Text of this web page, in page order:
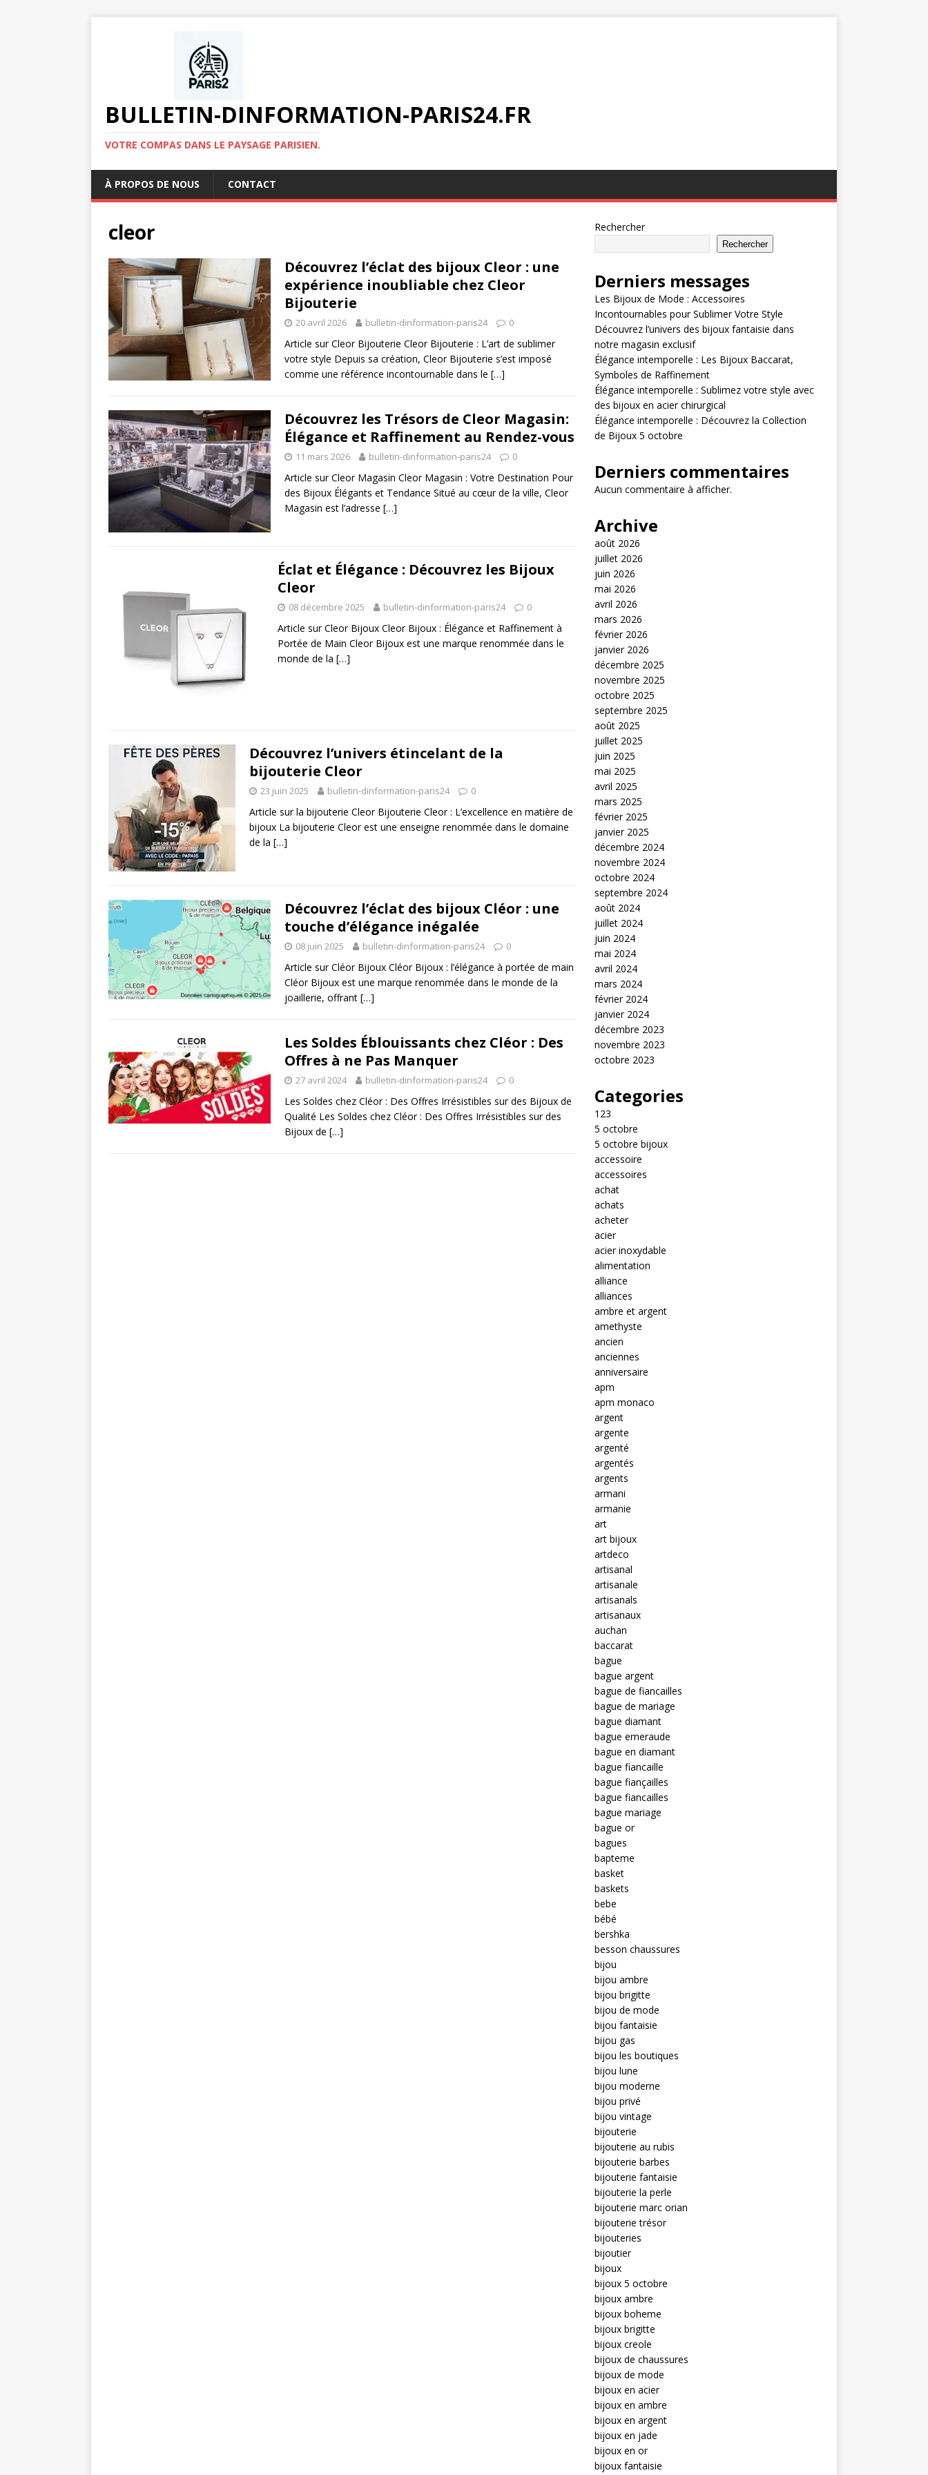
BULLETIN-DINFORMATION-PARIS24.FR
VOTRE COMPAS DANS LE PAYSAGE PARISIEN.
À PROPOS DE NOUS CONTACT
cleor
Découvrez l’éclat des bijoux Cleor : une
expérience inoubliable chez Cleor
Bijouterie
20 avril 2026 bulletin-dinformation-paris24 0
Article sur Cleor Bijouterie Cleor Bijouterie : L’art de sublimer
votre style Depuis sa création, Cleor Bijouterie s’est imposé
comme une référence incontournable dans le […]
Découvrez les Trésors de Cleor Magasin:
Élégance et Raffinement au Rendez-vous
11 mars 2026 bulletin-dinformation-paris24 0
Article sur Cleor Magasin Cleor Magasin : Votre Destination Pour
des Bijoux Élégants et Tendance Situé au cœur de la ville, Cleor
Magasin est l’adresse […]
Éclat et Élégance : Découvrez les Bijoux
Cleor
08 décembre 2025 bulletin-dinformation-paris24 0
Article sur Cleor Bijoux Cleor Bijoux : Élégance et Raffinement à
Portée de Main Cleor Bijoux est une marque renommée dans le
monde de la […]
Découvrez l’univers étincelant de la
bijouterie Cleor
23 juin 2025 bulletin-dinformation-paris24 0
Article sur la bijouterie Cleor Bijouterie Cleor : L’excellence en matière de
bijoux La bijouterie Cleor est une enseigne renommée dans le domaine
de la […]
Découvrez l’éclat des bijoux Cléor : une
touche d’élégance inégalée
08 juin 2025 bulletin-dinformation-paris24 0
Article sur Cléor Bijoux Cléor Bijoux : l’élégance à portée de main
Cléor Bijoux est une marque renommée dans le monde de la
joaillerie, offrant […]
Les Soldes Éblouissants chez Cléor : Des
Offres à ne Pas Manquer
27 avril 2024 bulletin-dinformation-paris24 0
Les Soldes chez Cléor : Des Offres Irrésistibles sur des Bijoux de
Qualité Les Soldes chez Cléor : Des Offres Irrésistibles sur des
Bijoux de […]
Rechercher
Rechercher
Derniers messages
Les Bijoux de Mode : Accessoires
Incontournables pour Sublimer Votre Style
Découvrez l’univers des bijoux fantaisie dans
notre magasin exclusif
Élégance intemporelle : Les Bijoux Baccarat,
Symboles de Raffinement
Élégance intemporelle : Sublimez votre style avec
des bijoux en acier chirurgical
Élégance intemporelle : Découvrez la Collection
de Bijoux 5 octobre
Derniers commentaires
Aucun commentaire à afficher.
Archive
août 2026
juillet 2026
juin 2026
mai 2026
avril 2026
mars 2026
février 2026
janvier 2026
décembre 2025
novembre 2025
octobre 2025
septembre 2025
août 2025
juillet 2025
juin 2025
mai 2025
avril 2025
mars 2025
février 2025
janvier 2025
décembre 2024
novembre 2024
octobre 2024
septembre 2024
août 2024
juillet 2024
juin 2024
mai 2024
avril 2024
mars 2024
février 2024
janvier 2024
décembre 2023
novembre 2023
octobre 2023
Categories
123
5 octobre
5 octobre bijoux
accessoire
accessoires
achat
achats
acheter
acier
acier inoxydable
alimentation
alliance
alliances
ambre et argent
amethyste
ancien
anciennes
anniversaire
apm
apm monaco
argent
argente
argenté
argentés
argents
armani
armanie
art
art bijoux
artdeco
artisanal
artisanale
artisanals
artisanaux
auchan
baccarat
bague
bague argent
bague de fiancailles
bague de mariage
bague diamant
bague emeraude
bague en diamant
bague fiancaille
bague fiançailles
bague fiancailles
bague mariage
bague or
bagues
bapteme
basket
baskets
bebe
bébé
bershka
besson chaussures
bijou
bijou ambre
bijou brigitte
bijou de mode
bijou fantaisie
bijou gas
bijou les boutiques
bijou lune
bijou moderne
bijou privé
bijou vintage
bijouterie
bijouterie au rubis
bijouterie barbes
bijouterie fantaisie
bijouterie la perle
bijouterie marc orian
bijouterie trésor
bijouteries
bijoutier
bijoux
bijoux 5 octobre
bijoux ambre
bijoux boheme
bijoux brigitte
bijoux creole
bijoux de chaussures
bijoux de mode
bijoux en acier
bijoux en ambre
bijoux en argent
bijoux en jade
bijoux en or
bijoux fantaisie